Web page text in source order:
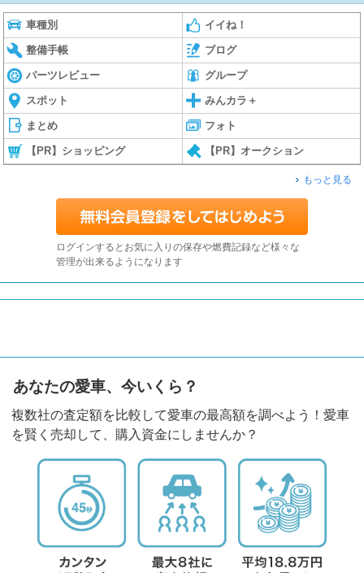
車種別 イイね！
整備手帳 ブログ
パーツレビュー グループ
スポット みんカラ＋
まとめ フォト
【PR】ショッピング 【PR】オークション
もっと見る
ログインするとお気に入りの保存や燃費記録など様々な
管理が出来るようになります
あなたの愛車、今いくら？
複数社の査定額を比較して愛車の最高額を調べよう！愛車
を賢く売却して、購入資金にしませんか？